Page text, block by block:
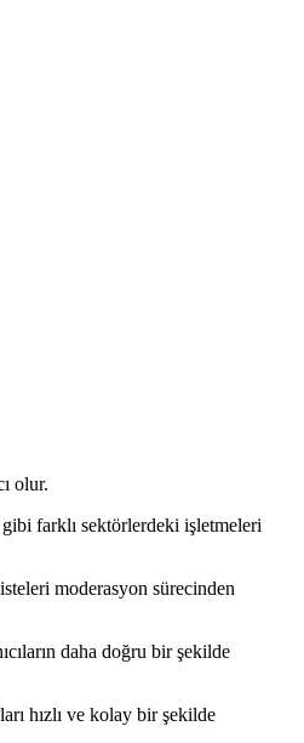
olur.
farklı sektörlerdeki işletmeleri
moderasyon sürecinden
daha doğru bir şekilde
hızlı ve kolay bir şekilde